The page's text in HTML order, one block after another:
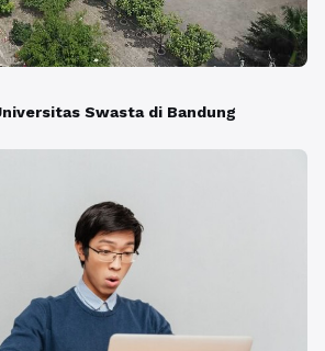
Swasta di Bandung